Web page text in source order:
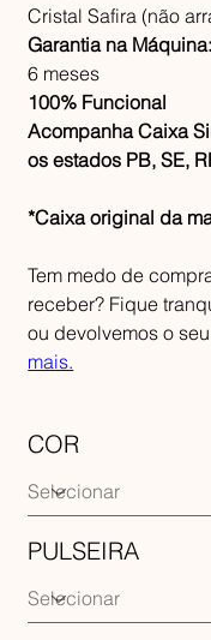
Cristal Safira (não
Garantia na Máquina:
6 meses
100% Funcional
Acompanha Caixa
os estados PB, SE,
*Caixa original da
Tem medo de
receber? Fique
ou devolvemos o
mais.
COR
PULSEIRA